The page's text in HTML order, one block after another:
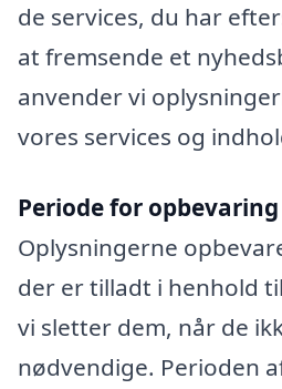
de services, du har
at fremsende et
anvender vi
vores services og
Periode for opbevaring
Oplysningerne
der er tilladt i henhold
vi sletter dem, når de
nødvendige. Perioden